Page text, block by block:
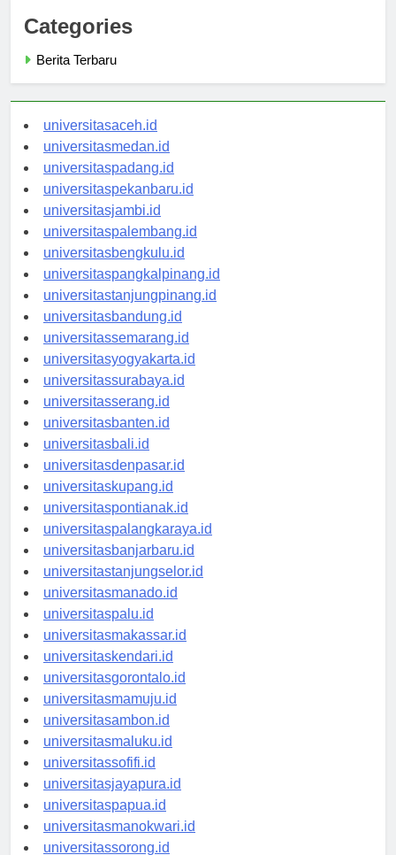
Categories
universitasaceh.id
universitasmedan.id
universitaspadang.id
universitaspekanbaru.id
universitasjambi.id
universitaspalembang.id
universitasbengkulu.id
universitaspangkalpinang.id
universitastanjungpinang.id
universitasbandung.id
universitassemarang.id
universitasyogyakarta.id
universitassurabaya.id
universitasserang.id
universitasbanten.id
universitasbali.id
universitasdenpasar.id
universitaskupang.id
universitaspontianak.id
universitaspalangkaraya.id
universitasbanjarbaru.id
universitastanjungselor.id
universitasmanado.id
universitaspalu.id
universitasmakassar.id
universitaskendari.id
universitasgorontalo.id
universitasmamuju.id
universitasambon.id
universitasmaluku.id
universitassofifi.id
universitasjayapura.id
universitaspapua.id
universitasmanokwari.id